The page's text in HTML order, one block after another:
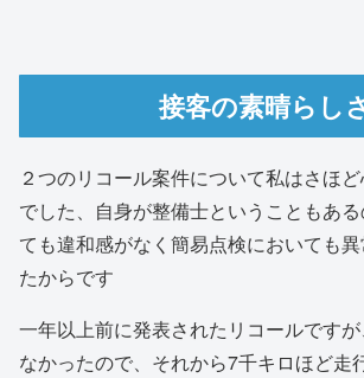
接客の素晴らし
２つのリコール案件について私はさほ
でした、自身が整備士ということもあ
ても違和感がなく簡易点検においても
たからです
一年以上前に発表されたリコールです
なかったので、それから7千キロほど走